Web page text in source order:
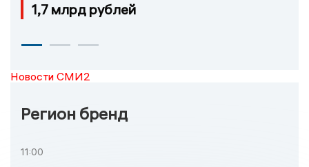
1,7 млрд рублей
Новости СМИ2
Регион бренд
11:00